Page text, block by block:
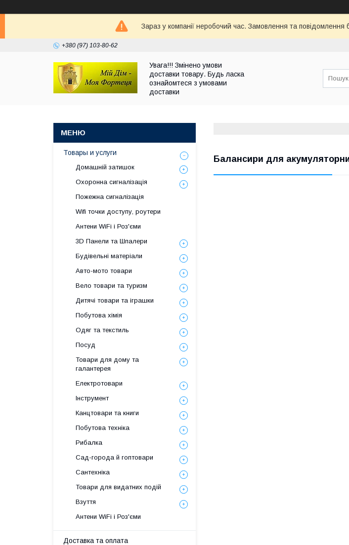
Зараз у компанії неробочий час. Замовлення та
+380 (97) 103-80-62
Увага!!! Змінено умови
доставки товару. Будь ласка
ознайомтеся з умовами
доставки
Балансири для
Товары и услуги
Домашній затишок
Охоронна сигналізація
Пожежна сигналізація
Wifi точки доступу, роутери
Антени WiFi і Роз'єми
3D Панели та Шпалери
Будівельні матеріали
Авто-мото товари
Вело товари та туризм
Дитячі товари та іграшки
Побутова хімія
Одяг та текстиль
Посуд
Товари для дому та
галантерея
Електротовари
Інструмент
Канцтовари та книги
Побутова техніка
Рибалка
Сад-города й гоптовари
Сантехніка
Товари для видатних подій
Взуття
Антени WiFi і Роз'єми
Доставка та оплата